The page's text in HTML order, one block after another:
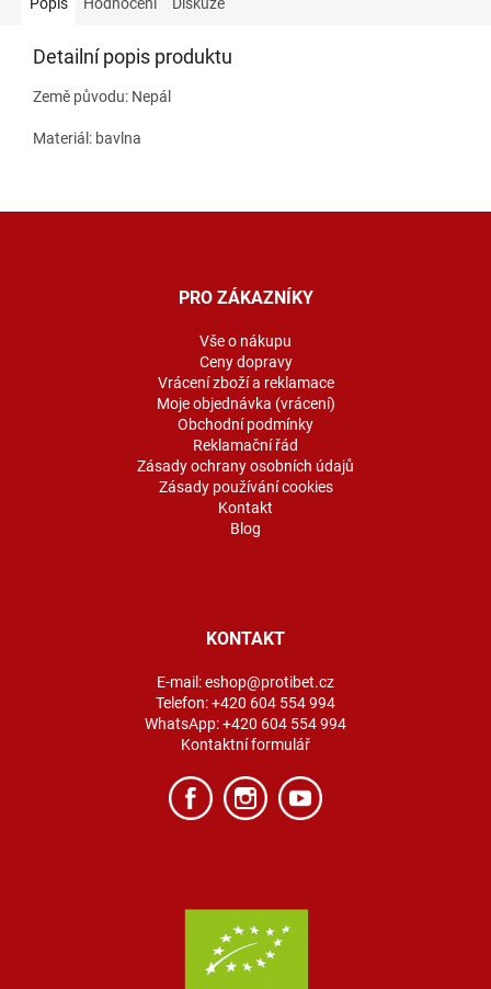
Detailní popis produktu
Země původu: Nepál
Materiál: bavlna
PRO ZÁKAZNÍKY
Vše o nákupu
Ceny dopravy
Vrácení zboží a reklamace
Moje objednávka (vrácení)
Obchodní podmínky
Reklamační řád
Zásady ochrany osobních údajů
Zásady používání cookies
Kontakt
Blog
KONTAKT
E-mail:eshop@protibet.cz
Telefon:+420 604 554 994
WhatsApp:+420 604 554 994
Kontaktní formulář